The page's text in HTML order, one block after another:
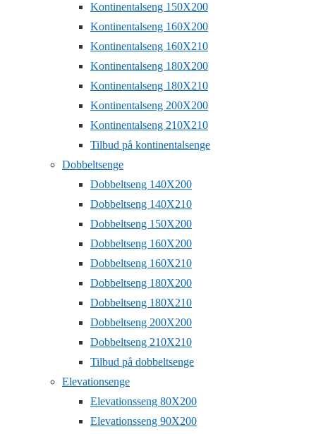
Kontinentalseng 150X200
Kontinentalseng 160X200
Kontinentalseng 160X210
Kontinentalseng 180X200
Kontinentalseng 180X210
Kontinentalseng 200X200
Kontinentalseng 210X210
Tilbud på kontinentalsenge
Dobbeltsenge
Dobbeltseng 140X200
Dobbeltseng 140X210
Dobbeltseng 150X200
Dobbeltseng 160X200
Dobbeltseng 160X210
Dobbeltseng 180X200
Dobbeltseng 180X210
Dobbeltseng 200X200
Dobbeltseng 210X210
Tilbud på dobbeltsenge
Elevationsenge
Elevationsseng 80X200
Elevationsseng 90X200